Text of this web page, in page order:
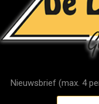
Nieuwsbrief (max. 4